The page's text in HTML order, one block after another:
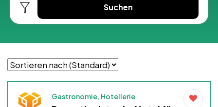
Suchen
Gastronomie, Hotellerie